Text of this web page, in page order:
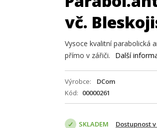
vč.
Vysoce kvalitní parabolická
přímo v zářiči.
Další
Výrobce DCom
Kód
00000261
SKLADEM Dostupnost